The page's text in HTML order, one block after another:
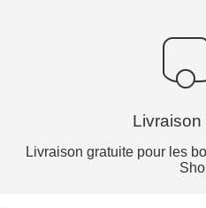
Livraison
Livraison gratuite pour les